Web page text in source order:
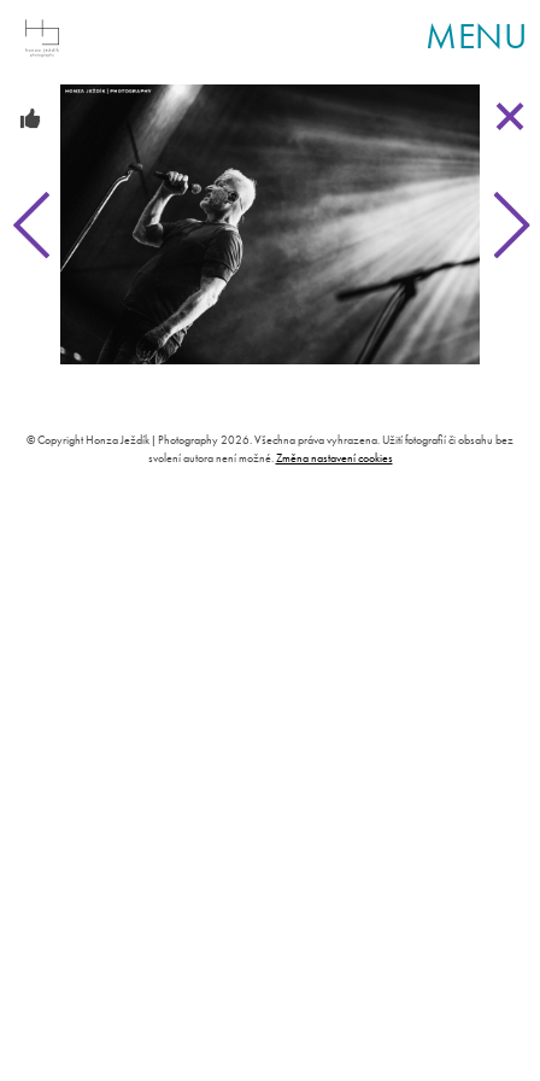
MENU
© Copyright Honza Ježdík | Photography 2026. Všechna práva vyhrazena. Užití fotografií či obsahu bez
svolení autora není možné.Změna nastavení cookies